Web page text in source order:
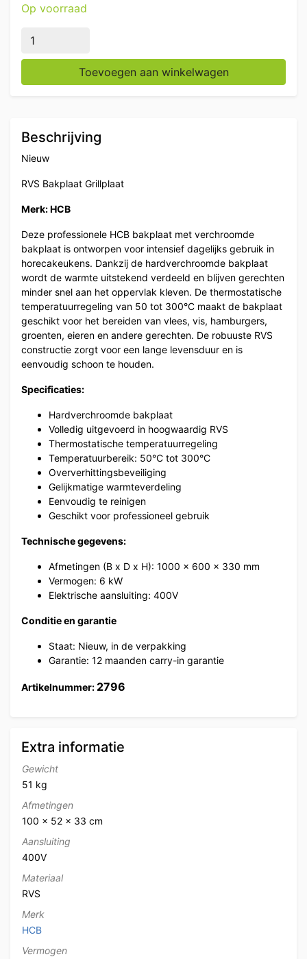
Op voorraad
HCB RVS Bakplaat Grillplaat Chroom bakplaat 100
Toevoegen aan winkelwagen
Beschrijving
Nieuw
RVS Bakplaat Grillplaat
Merk: HCB
Deze professionele HCB bakplaat met verchroomde
bakplaat is ontworpen voor intensief dagelijks gebruik in
horecakeukens. Dankzij de hardverchroomde bakplaat
wordt de warmte uitstekend verdeeld en blijven gerechten
minder snel aan het oppervlak kleven. De thermostatische
temperatuurregeling van 50 tot 300°C maakt de bakplaat
geschikt voor het bereiden van vlees, vis, hamburgers,
groenten, eieren en andere gerechten. De robuuste RVS
constructie zorgt voor een lange levensduur en is
eenvoudig schoon te houden.
Specificaties:
Hardverchroomde bakplaat
Volledig uitgevoerd in hoogwaardig RVS
Thermostatische temperatuurregeling
Temperatuurbereik: 50°C tot 300°C
Oververhittingsbeveiliging
Gelijkmatige warmteverdeling
Eenvoudig te reinigen
Geschikt voor professioneel gebruik
Technische gegevens:
Afmetingen (B x D x H): 1000 × 600 × 330 mm
Vermogen: 6 kW
Elektrische aansluiting: 400V
Conditie en garantie
Staat: Nieuw, in de verpakking
Garantie: 12 maanden carry-in garantie
Artikelnummer: 2796
Extra informatie
Gewicht
51 kg
Afmetingen
100 × 52 × 33 cm
Aansluiting
400V
Materiaal
RVS
Merk
HCB
Vermogen